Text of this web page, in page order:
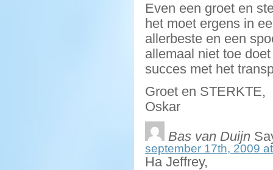
Even een groet en
het moet ergens in
allerbeste en een
allemaal niet toe
succes met het
Groet en STERKTE,
Oskar
Bas van Duijn
september 17th, 2009
Ha Jeffrey,